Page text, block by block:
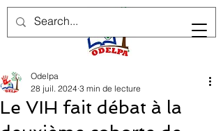
Le VIH fait débat à la
Odelpa
28 juil. 2024 3 min de lecture